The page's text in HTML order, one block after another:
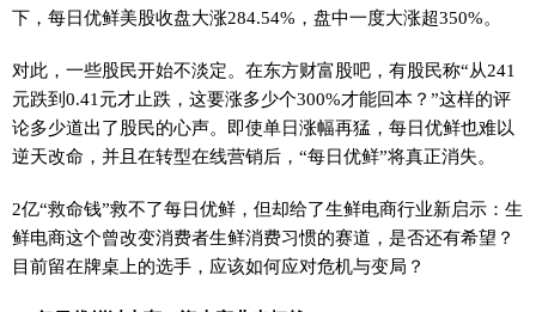
下，每日优鲜美股收盘大涨284.54%，盘中一度大涨超350%。
对此，一些股民开始不淡定。在东方财富股吧，有股民称“从241
元跌到0.41元才止跌，这要涨多少个300%才能回本？”这样的评
论多少道出了股民的心声。即使单日涨幅再猛，每日优鲜也难以
逆天改命，并且在转型在线营销后，“每日优鲜”将真正消失。
2亿“救命钱”救不了每日优鲜，但却给了生鲜电商行业新启示：生
鲜电商这个曾改变消费者生鲜消费习惯的赛道，是否还有希望？
目前留在牌桌上的选手，应该如何应对危机与变局？